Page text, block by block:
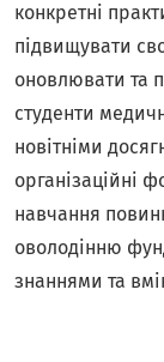
конкретні
підвищувати
оновлювати та
студенти
новітніми
організаційні
навчання
оволодінню
знаннями та